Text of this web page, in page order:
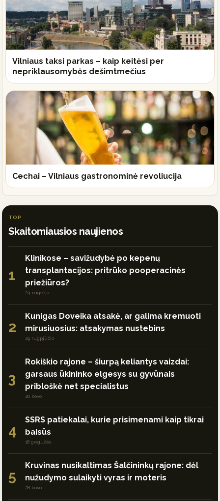
Vilniaus taksi parkas – kaip keitėsi per
nepriklausomybės dešimtmečius
Cechai – Vilniaus gastronominė revoliucija
TOP
Skaitomiausios naujienos
1
Klinikose – savižudybė po kepenų
transplantacijos: pritrūko pooperacinės
priežiūros?
24 rugsėjo
2
Kunigas Doveika atsakė, ar galima kremuoti
mirusiuosius: atsakymas nustebins
29 rugpjūčio
3
Rokiškio rajone – šiurpą keliantys vaizdai:
garsaus ūkininko elgesys su gyvūnais
pribloškė net specialistus
20 kovo
4
SSRS patiekalai, kurie prisimenami kaip tikrai
baisūs
18 gegužės
5
Kruvinas nusikaltimas Šalčininkų rajone: dėl
nužudymo sulaikyti vyras ir moteris
28 kovo